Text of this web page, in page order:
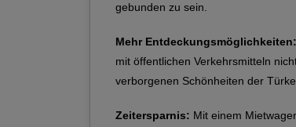
gebunden zu sein.
Mehr Entdeckungsmöglichkeiten:
mit öffentlichen Verkehrsmitteln
verborgenen Schönheiten der
Zeitersparnis: Mit einem